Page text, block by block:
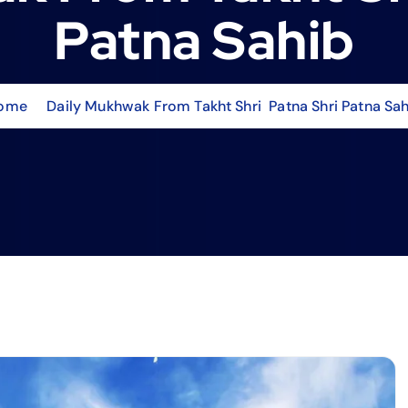
Patna Sahib
Daily Mukhwak From Takht Shri Patna Shri Patna